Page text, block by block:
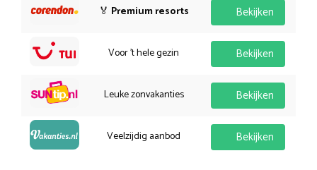
🏅 Premium resorts Bekijken
Voor 't hele gezin Bekijken
Leuke zonvakanties Bekijken
Veelzijdig aanbod Bekijken